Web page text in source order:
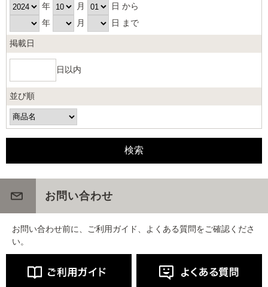
年 月
日 から
年
月 日 まで
掲載日
日以内
並び順
お問い合わせ
お問い合わせ前に、ご利用ガイド、よくある質問をご確認くださ
い。